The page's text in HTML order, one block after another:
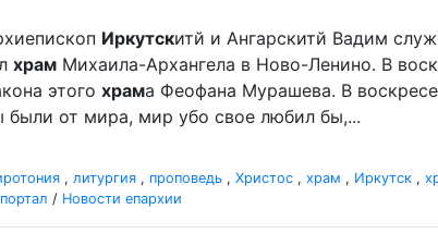
Иркутскитй и Ангарскитй Вадим
храм Михаила-Архангела в Ново-Ленино. В
этого храма Феофана Мурашева. В
были от мира, мир убо свое любил бы,...
, литургия , проповедь , Христос , храм , Иркутск ,
/ Новости епархии